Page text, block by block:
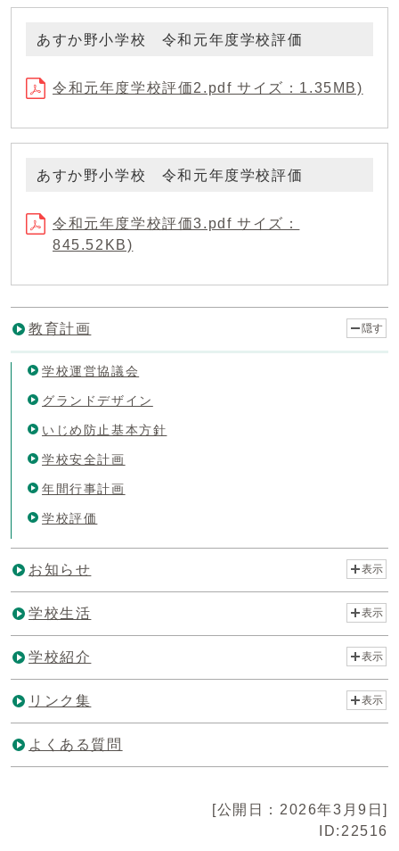
あすか野小学校 令和元年度学校評価
令和元年度学校評価2.pdf サイズ：1.35MB)
あすか野小学校 令和元年度学校評価
令和元年度学校評価3.pdf サイズ：
845.52KB)
教育計画 隠す
学校運営協議会
グランドデザイン
いじめ防止基本方針
学校安全計画
年間行事計画
学校評価
お知らせ 表示
学校生活 表示
学校紹介 表示
リンク集 表示
よくある質問
[公開日：2026年3月9日]
ID:22516